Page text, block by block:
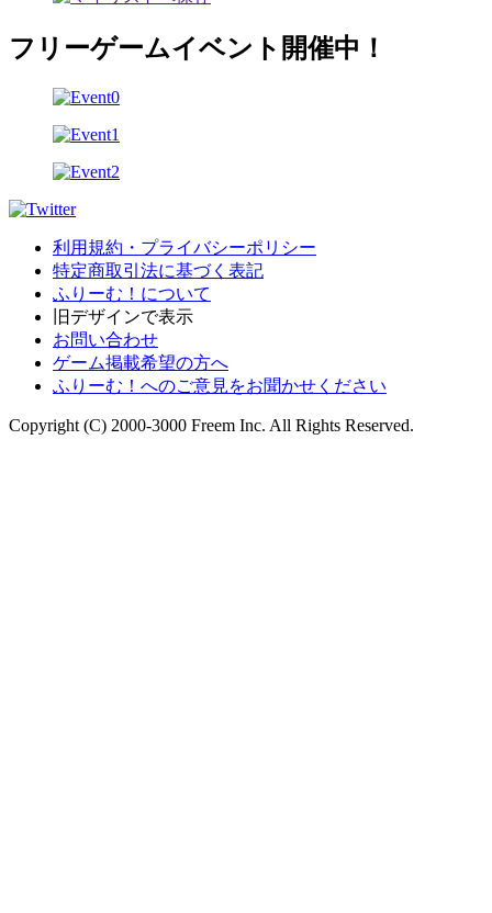
フリーゲームイベント開催中！
利用規約・プライバシーポリシー
特定商取引法に基づく表記
ふりーむ！について
旧デザインで表示
お問い合わせ
ゲーム掲載希望の方へ
ふりーむ！へのご意見をお聞かせください
Copyright (C) 2000-3000 Freem Inc. All Rights Reserved.